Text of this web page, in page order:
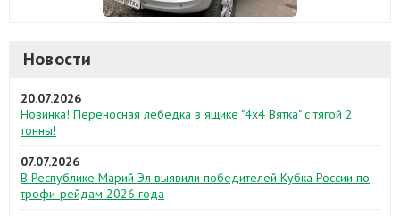
Новости
20.07.2026
Новинка! Переносная лебедка в ящике "4х4 Вятка" с тягой 2
тонны!
07.07.2026
В Республике Марий Эл выявили победителей Кубка России по
трофи-рейдам 2026 года